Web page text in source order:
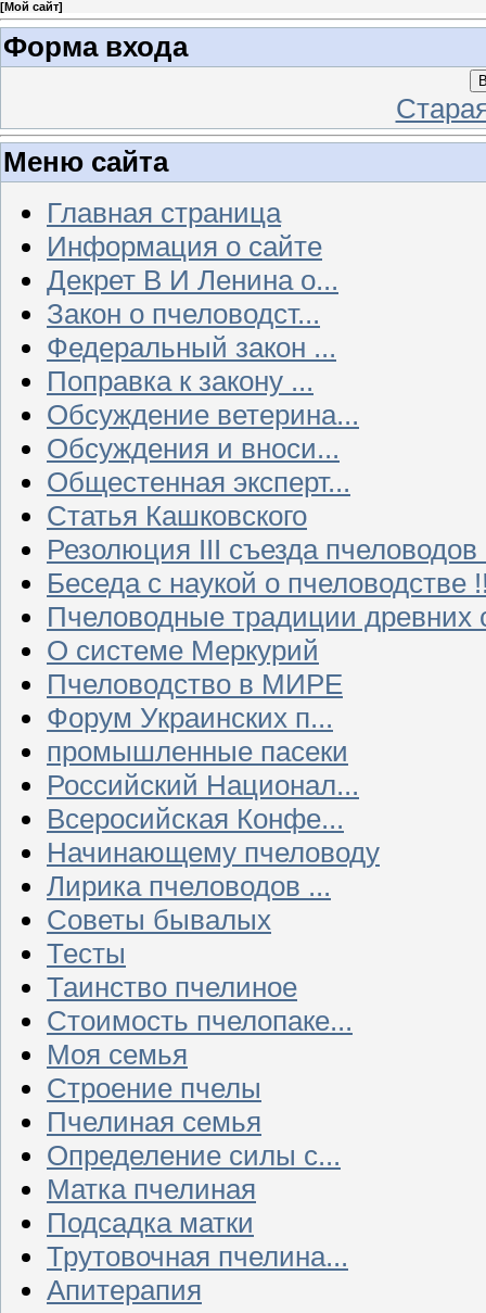
[Мой сайт]
Форма входа
Меню сайта
Главная страница
Информация о сайте
Декрет В И Ленина о...
Закон о пчеловодст...
Федеральный закон ...
Поправка к закону ...
Обсуждение ветерина...
Обсуждения и вноси...
Общестенная эксперт...
Статья Кашковского
Резолюция III съезда
Беседа с наукой о пчеловодстве
Пчеловодные традиции древних
О системе Меркурий
Пчеловодство в МИРЕ
Форум Украинских п...
промышленные пасеки
Российский Национал...
Всеросийская Конфе...
Начинающему пчеловоду
Лирика пчеловодов ...
Советы бывалых
Тесты
Таинство пчелиное
Стоимость пчелопаке...
Моя семья
Строение пчелы
Пчелиная семья
Определение силы с...
Матка пчелиная
Подсадка матки
Трутовочная пчелина...
Апитерапия